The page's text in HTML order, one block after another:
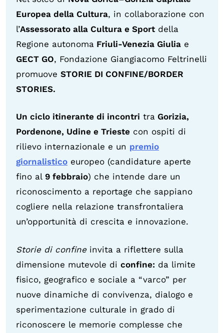
Europea della Cultura, in collaborazione con
l’Assessorato alla Cultura e Sport della
Regione autonoma Friuli-Venezia Giulia e
GECT GO, Fondazione Giangiacomo Feltrinelli
promuove STORIE DI CONFINE/BORDER
STORIES.
Un ciclo itinerante di incontri tra Gorizia,
Pordenone, Udine e Trieste con ospiti di
rilievo internazionale e un premio
giornalistico europeo (candidature aperte
fino al 9 febbraio) che intende dare un
riconoscimento a reportage che sappiano
cogliere nella relazione transfrontaliera
un’opportunità di crescita e innovazione.
Storie di confineinvita a riflettere sulla
dimensione mutevole di confine: da limite
fisico, geografico e sociale a “varco” per
nuove dinamiche di convivenza, dialogo e
sperimentazione culturale in grado di
riconoscere le memorie complesse che